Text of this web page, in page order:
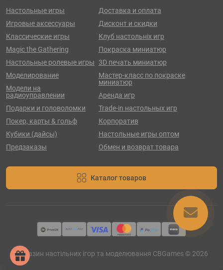
Настольные игры
Игровые аксессуары
Классические игры
Magic the Gathering
Настольные ролевые игры
Моделирование
Модели на
радиоуправлении
Подарки и головоломки
Покер, карты & гольф
Кубики (дайсы)
Предзаказы
Доставка и оплата
Дисконт и скидки
Клуб настольніх игр
Покраска миниатюр
3D печать миниатюр
Мастер-класс по покраске
миниатюр
Аренда игр
Trade-in настольных игр
Корпоратив
Настольные игры оптом
Обмен и возврат товара
Каталог товаров
Магазин настільних ігор та моделювання CBGames © 2026